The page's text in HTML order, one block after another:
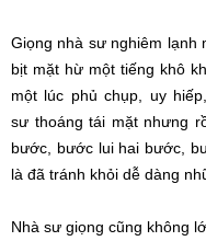
Giọng nhà sưnghiêm lạnh
bịt mặt hừ một tiếng khô
một lúc phủ chụp, uy
sư thoáng tái mặt nhưng
bước, bước luihai bước,
là đã tránh khỏi dễ dàng
Nhà sư giọng cũng không